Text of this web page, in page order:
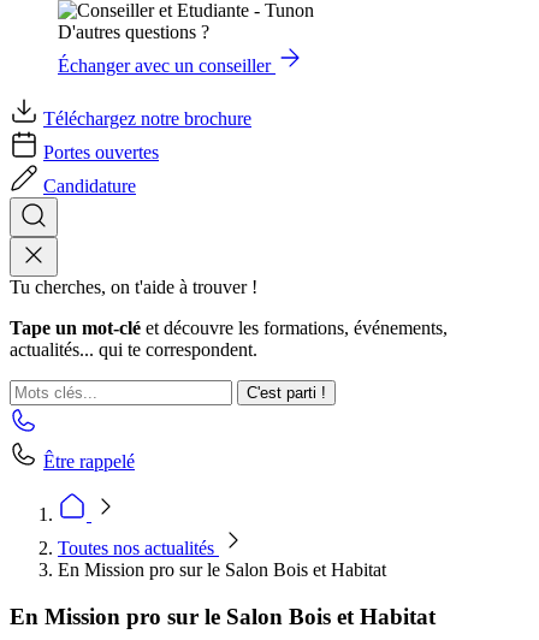
D'autres questions ?
Échanger avec un conseiller
Téléchargez notre brochure
Portes ouvertes
Candidature
Tu cherches, on t'aide à trouver !
Tape un mot-clé et découvre les formations, événements,
actualités... qui te correspondent.
C'est parti !
Être rappelé
Toutes nos actualités
En Mission pro sur le Salon Bois et Habitat
En Mission pro sur le Salon Bois et Habitat